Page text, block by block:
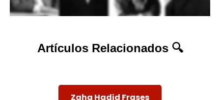
Artículos Relacionados 🔍
Zaha Hadid Frases